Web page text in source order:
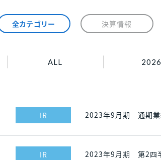
万
全カテゴリー 決算情報
ALL 2026
IR 2023年9月期 通期業
IR 2023年9月期 第2四半